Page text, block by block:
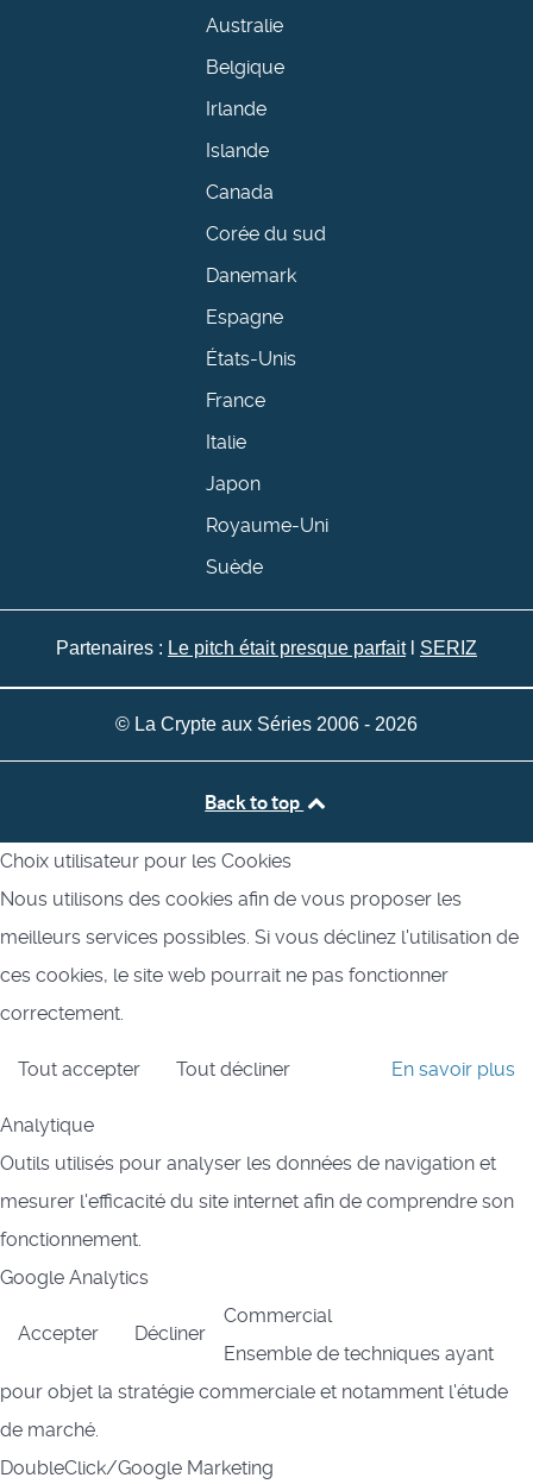
Australie
Belgique
Irlande
Islande
Canada
Corée du sud
Danemark
Espagne
États-Unis
France
Italie
Japon
Royaume-Uni
Suède
Partenaires : Le pitch était presque parfaitl SERIZ
© La Crypte aux Séries 2006 - 2026
Back to top
Choix utilisateur pour les Cookies
Nous utilisons des cookies afin de vous proposer les
meilleurs services possibles. Si vous déclinez l'utilisation de
ces cookies, le site web pourrait ne pas fonctionner
correctement.
Tout accepter Tout décliner En savoir plus
Analytique
Outils utilisés pour analyser les données de navigation et
mesurer l'efficacité du site internet afin de comprendre son
fonctionnement.
Google Analytics
Accepter Décliner
Commercial
Ensemble de techniques ayant
pour objet la stratégie commerciale et notamment l'étude
de marché.
DoubleClick/Google Marketing